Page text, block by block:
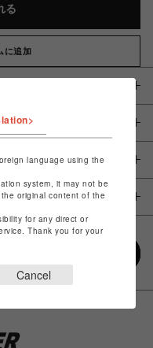
る
に追加
language using the
system, it may not be
original content of the
for any direct or
Thank you for your
Cancel